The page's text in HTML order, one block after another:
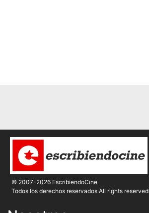
© 2007-2026 EscribiendoCine
Todos los derechos reservados All rights reserved